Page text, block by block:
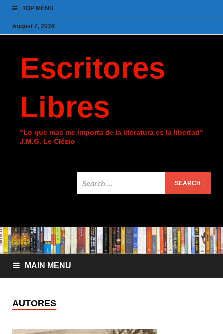
TOP MENU
August 7, 2026
Escritores
Libres
"Lo que mas me importa de la literatura es la libertad"
J.M.G. Le Clézio
MAIN MENU
AUTORES